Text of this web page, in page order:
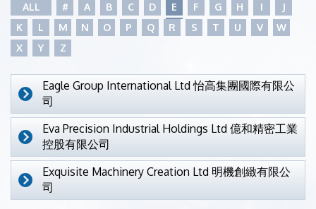
ALL # A B C D E F G H I
J
K
L M N O P Q R S T U V
W
X
Y Z
Eagle Group International Ltd 怡高集團國際有限公
司
Eva Precision Industrial Holdings Ltd 億和精密工業
控股有限公司
Exquisite Machinery Creation Ltd 明機創緻有限公
司